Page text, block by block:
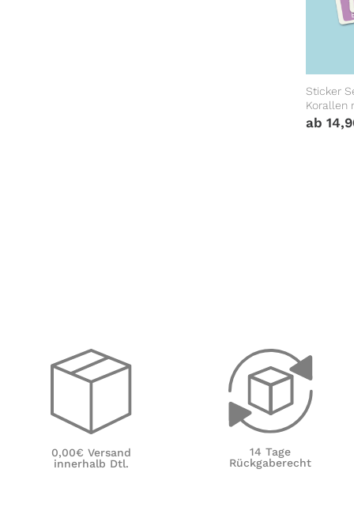
Sticker
Korallen
ab
0,00€ Versand
innerhalb Dtl.
14 Tage
Rückgaberecht